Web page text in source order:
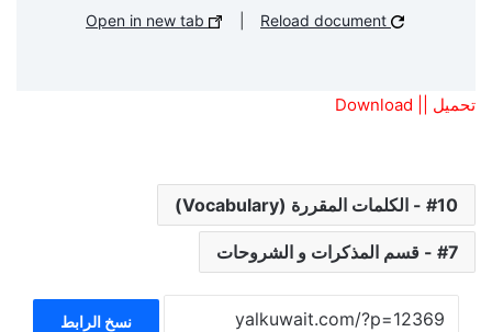
تحميل || Download
10 - الكلمات المقررة (Vocabulary)
7 - قسم المذكرات و الشروحات
نسخ الرابط